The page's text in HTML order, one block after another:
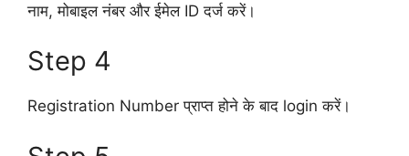
नाम, मोबाइल नंबर और ईमेल ID दर्ज करें।
Step 4
Registration Number प्राप्त होने के बाद login करें।